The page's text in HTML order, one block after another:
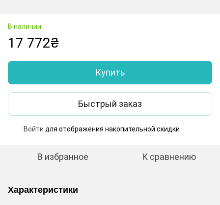
В наличии
17 772₴
Купить
Быстрый заказ
Войти для отображения накопительной скидки
В избранное К сравнению
Характеристики